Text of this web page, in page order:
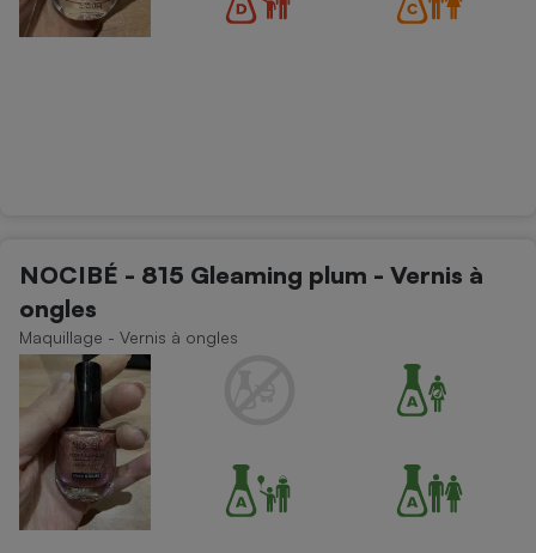
NOCIBÉ - 815 Gleaming plum - Vernis à
ongles
Maquillage - Vernis à ongles